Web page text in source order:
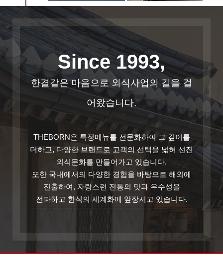
Since 1993,
한결같은 마음으로 외식사업의 길을 걸
어왔습니다.
THEBORN은 특정메뉴를 전문화하여 그 깊이를
더하고, 다양한 브랜드로 고객의 선택을 넓혀 선진
외식문화를 만들어가고 있습니다.
또한 국내에서의 다양한 경험을 바탕으로 해외에
진출하여, 자랑스런 전통의 맛과 우수성을
전파하고 한식의 세계화에 앞장서고 있습니다.